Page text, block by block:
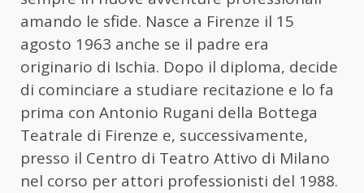
amando le sfide. Nasce a Firenze il 15
agosto 1963 anche se il padre era
originario di Ischia. Dopo il diploma, decide
di cominciare a studiare recitazione e lo fa
prima con Antonio Rugani della Bottega
Teatrale di Firenze e, successivamente,
presso il Centro di Teatro Attivo di Milano
nel corso per attori professionisti del 1988.